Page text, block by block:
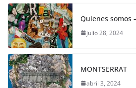
Quienes somos
julio 28, 2024
MONTSERRAT
abril 3, 2024